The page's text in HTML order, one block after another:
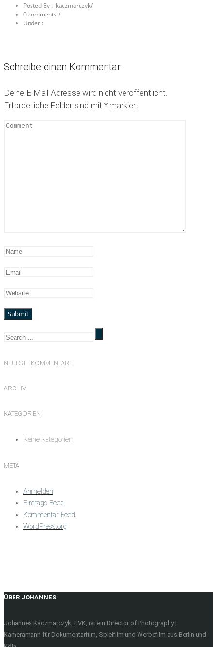
Posted By : jkaczmarczyk/
0 comments /
Under :
Schreibe einen Kommentar
Deine E-Mail-Adresse wird nicht veröffentlicht.
Erforderliche Felder sind mit * markiert
NEUESTE KOMMENTARE
ARCHIV
KATEGORIEN
Keine Kategorien
META
Anmelden
Eintrags-Feed
Kommentar-Feed
WordPress.org
ÜBER JOHANNES
Johannes Kaczmarczyk, BVK, ist ein Director of Photography |
Kameramann für Dokumentarfilm, Spielfilm und Werbefilm aus Berlin und